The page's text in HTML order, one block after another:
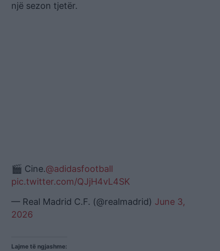
një sezon tjetër.
🎬 Cine.@adidasfootball
pic.twitter.com/QJjH4vL4SK
— Real Madrid C.F. (@realmadrid) June 3,
2026
Lajme të ngjashme: